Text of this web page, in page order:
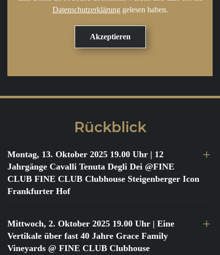
Datenschutzerklärung gelesen haben.
Rückblick
Montag, 13. Oktober 2025 19.00 Uhr | 12
Jahrgänge Cavalli Tenuta Degli Dei @FINE
CLUB FINE CLUB Clubhouse Steigenberger Icon
Frankfurter Hof
Mittwoch, 2. Oktober 2025 19.00 Uhr | Eine
Vertikale über fast 40 Jahre Grace Family
Vineyards @ FINE CLUB Clubhouse